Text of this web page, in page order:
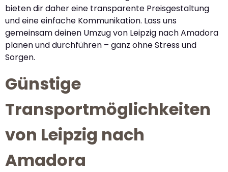
bieten dir daher eine transparente Preisgestaltung
und eine einfache Kommunikation. Lass uns
gemeinsam deinen Umzug von Leipzig nach Amadora
planen und durchführen – ganz ohne Stress und
Sorgen.
Günstige
Transportmöglichkeiten
von Leipzig nach
Amadora